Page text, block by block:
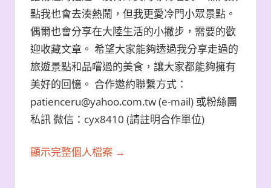
點我也會去湊熱鬧，但我更愛冷門小眾景點。
偶爾也會分享在大陸生活的小撇步，需要的歡
迎收藏文章。 希望大家能夠透過我分享走過的
旅遊景點和品嚐過的美食，讓大家都能夠擁有
美好的回憶。 合作邀約聯繫方式：
patienceru@yahoo.com.tw (e-mail) 或粉絲團
私訊 微信：cyx8410 (請註明合作單位)
顯示完整個人檔案 →